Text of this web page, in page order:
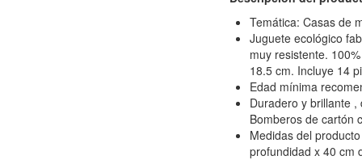
Temática: Casas de
Juguete ecológico
muy resistente.
18.5 cm. Incluye 14
Edad mínima
Duradero y brillante
Bomberos de cartón
Medidas del
profundidad x 40 cm